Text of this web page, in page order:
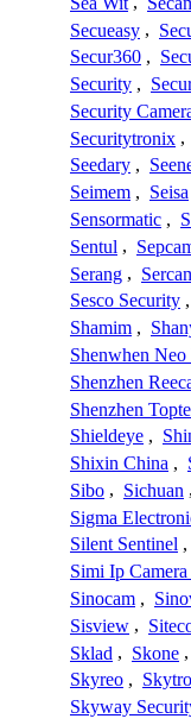
Secueasy ,
Secur360 ,
Security ,
Security
Securitytronix ,
Seedary ,
Seimem , Seisa
Sensormatic ,
Sentul ,
Serang ,
Sesco Security ,
Shamim ,
Shenwhen
Shenzhen
Shenzhen
Shieldeye ,
Shixin China ,
Sibo , Sichuan ,
Sigma
Silent Sentinel ,
Simi Ip
Sinocam ,
Sisview ,
Sklad , Skone ,
Skyreo ,
Skyway